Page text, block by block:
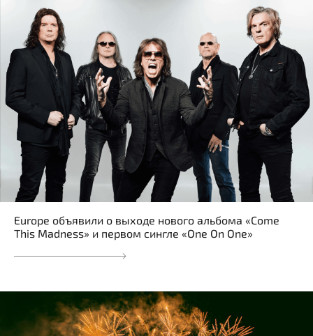
Europe объявили о выходе нового альбома «Come
This Madness» и первом сингле «One On One»